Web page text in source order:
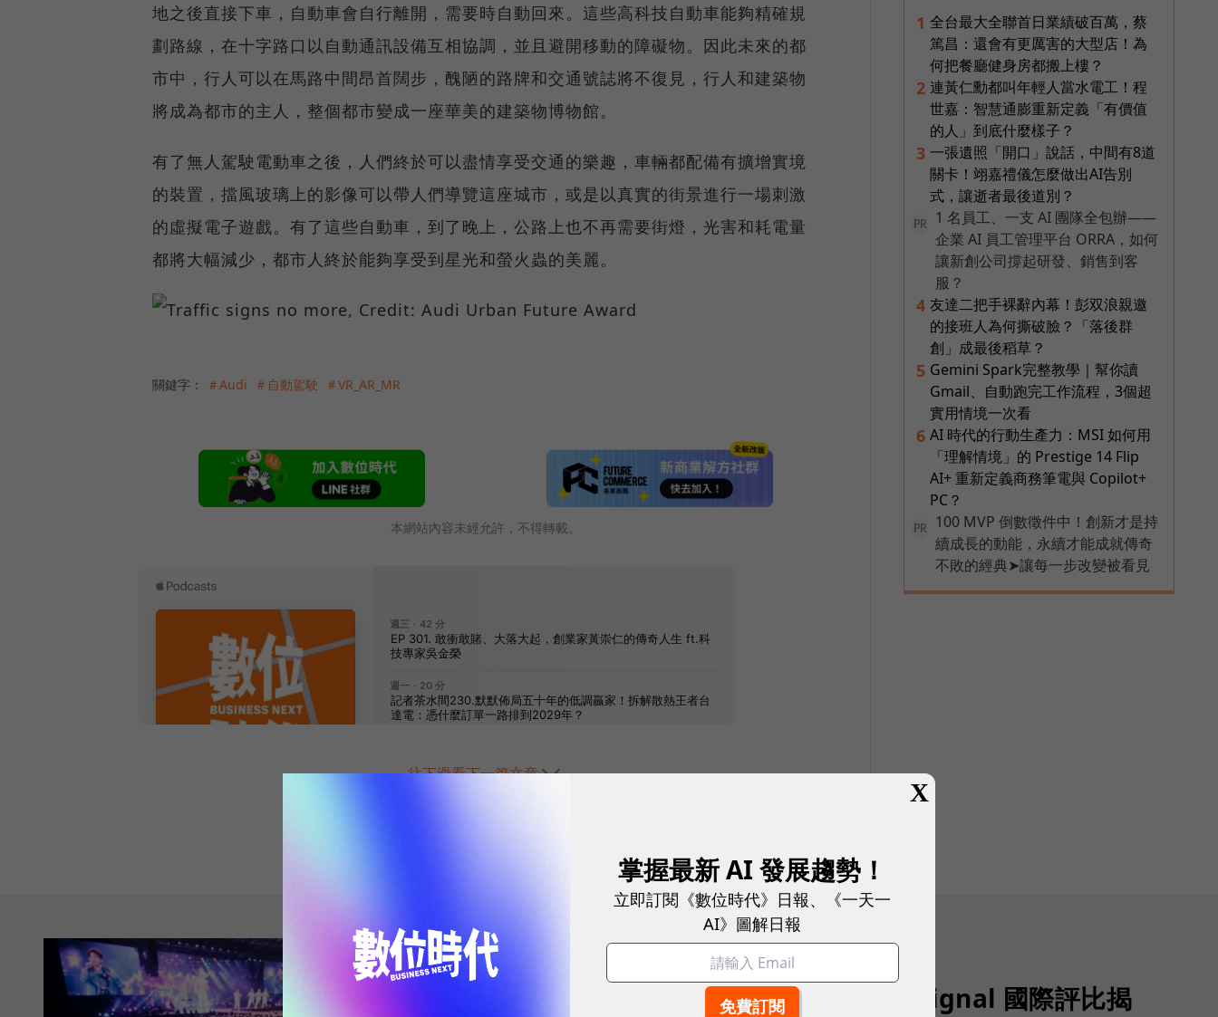
地之後直接下車，自動車會自行離開，需要時自動回來。這些高科技自動車能夠精確規
劃路線，在十字路口以自動通訊設備互相協調，並且避開移動的障礙物。因此未來的都
市中，行人可以在馬路中間昂首闊步，醜陋的路牌和交通號誌將不復見，行人和建築物
將成為都市的主人，整個都市變成一座華美的建築物博物館。
有了無人駕駛電動車之後，人們終於可以盡情享受交通的樂趣，車輛都配備有擴增實境
的裝置，擋風玻璃上的影像可以帶人們導覽這座城市，或是以真實的街景進行一場刺激
的虛擬電子遊戲。有了這些自動車，到了晚上，公路上也不再需要街燈，光害和耗電量
都將大幅減少，都市人終於能夠享受到星光和螢火蟲的美麗。
關鍵字： ＃Audi ＃自動駕駛 ＃VR_AR_MR
本網站內容未經允許，不得轉載。
往下滑看下一篇文章
1 全台最大全聯首日業績破百萬，蔡
篤昌：還會有更厲害的大型店！為
何把餐廳健身房都搬上樓？
2 連黃仁勳都叫年輕人當水電工！程
世嘉：智慧通膨重新定義「有價值
的人」到底什麼樣子？
3 一張遺照「開口」說話，中間有8道
關卡！翊嘉禮儀怎麼做出AI告別
式，讓逝者最後道別？
PR
1 名員工、一支 AI 團隊全包辦——
企業 AI 員工管理平台 ORRA，如何
讓新創公司撐起研發、銷售到客
服？
4 友達二把手裸辭內幕！彭双浪親邀
的接班人為何撕破臉？「落後群
創」成最後稻草？
5 Gemini Spark完整教學｜幫你讀
Gmail、自動跑完工作流程，3個超
實用情境一次看
6 AI 時代的行動生產力：MSI 如何用
「理解情境」的 Prestige 14 Flip
AI+ 重新定義商務筆電與 Copilot+
PC？
PR
100 MVP 倒數徵件中！創新才是持
續成長的動能，永續才能成就傳奇
不敗的經典➤讓每一步改變被看見
3C生活
告別「極速迷思」！Opensignal 國際評比揭
X
掌握最新 AI 發展趨勢！
立即訂閱《數位時代》日報、《一天一
AI》圖解日報